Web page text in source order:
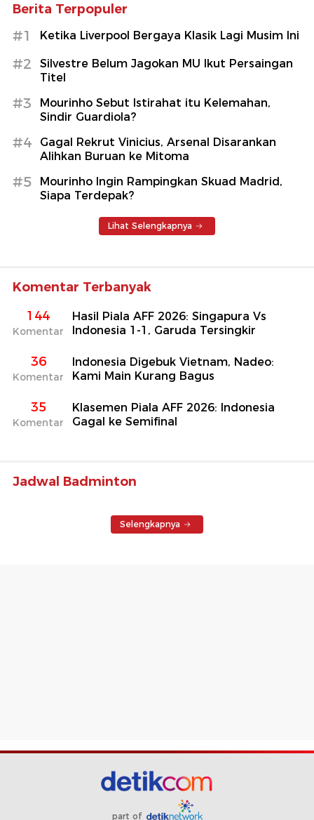
Berita Terpopuler
#1 Ketika Liverpool Bergaya Klasik Lagi Musim Ini
#2
Silvestre Belum Jagokan MU Ikut Persaingan
Titel
#3
Mourinho Sebut Istirahat itu Kelemahan,
Sindir Guardiola?
#4
Gagal Rekrut Vinicius, Arsenal Disarankan
Alihkan Buruan ke Mitoma
#5
Mourinho Ingin Rampingkan Skuad Madrid,
Siapa Terdepak?
Lihat Selengkapnya
Komentar Terbanyak
144
Komentar
Hasil Piala AFF 2026: Singapura Vs
Indonesia 1-1, Garuda Tersingkir
36
Komentar
Indonesia Digebuk Vietnam, Nadeo:
Kami Main Kurang Bagus
35
Komentar
Klasemen Piala AFF 2026: Indonesia
Gagal ke Semifinal
Jadwal Badminton
Selengkapnya
part of